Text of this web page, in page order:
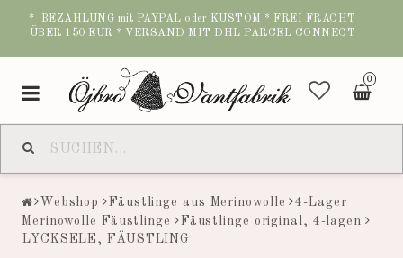
* BEZAHLUNG mit PAYPAL oder KUSTOM * FREI FRACHT
ÜBER 150 EUR * VERSAND MIT DHL PARCEL CONNECT
0
Toggle
navigation
Webshop Fäustlinge aus Merinowolle
4-Lager
Merinowolle Fäustlinge
Fäustlinge original, 4-lagen
LYCKSELE, FÄUSTLING